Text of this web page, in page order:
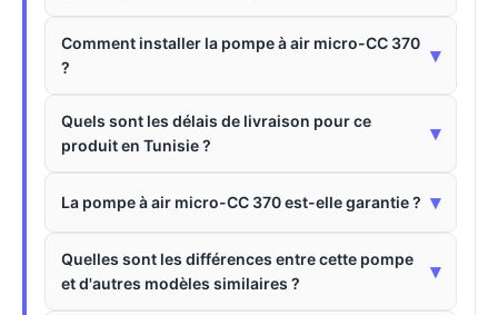
Comment installer la pompe à air micro-CC 370
?
▾
Quels sont les délais de livraison pour ce
produit en Tunisie ?
▾
La pompe à air micro-CC 370 est-elle garantie ? ▾
Quelles sont les différences entre cette pompe
et d'autres modèles similaires ?
▾